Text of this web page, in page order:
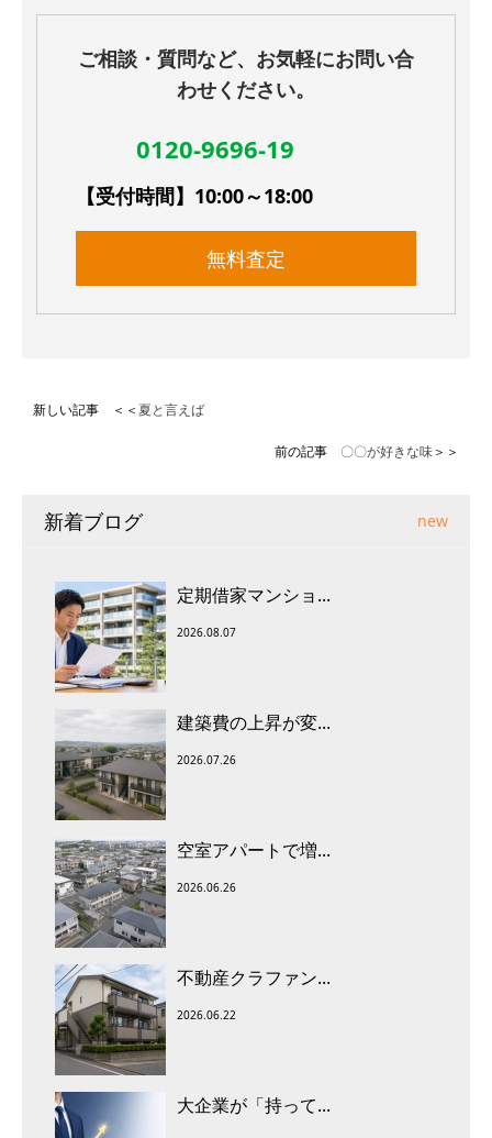
ご相談・質問など、お気軽にお問い合
わせください。
0120-9696-19
【受付時間】10:00～18:00
無料査定
新しい記事 ＜＜ 夏と言えば
前の記事 〇〇が好きな味＞＞
新着ブログ new
定期借家マンショ...
2026.08.07
建築費の上昇が変...
2026.07.26
空室アパートで増...
2026.06.26
不動産クラファン...
2026.06.22
大企業が「持って...